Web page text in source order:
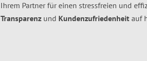
Ihrem Partner für einen stressfreien und
Transparenz und Kundenzufriedenheit auf